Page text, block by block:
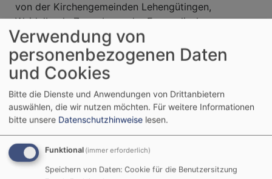
von der Kirchengemeinden Lehengütingen,
Weidelbach, Zwernberg. der Evangelisch-
Lutherischen Kirche in Bayern. Diese ist eine
Körperschaft des öffentlichen Rechts, vertreten
durch Pfarrer Johannes Sichert.
Anbieter gemäß § 5 TMG:
Weidelbach Zwernberg
Lehengütingen 3
91626 Schopfloch
Verwendung von
personenbezogenen Daten
und Cookies
Bitte die Dienste und Anwendungen von Drittanbietern
auswählen, die wir nutzen möchten. Für weitere Informationen
bitte unsere Datenschutzhinweise lesen.
Funktional (immer erforderlich)
Speichern von Daten: Cookie für die Benutzersitzung